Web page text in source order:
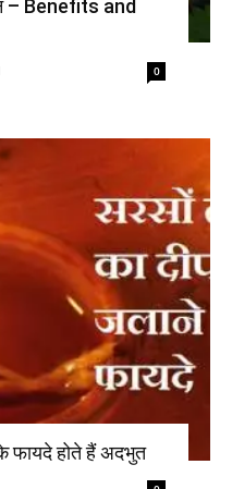
– Benefits and
0
फायदे होते हैं अदभुत